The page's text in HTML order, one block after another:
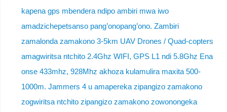
kapena gps mbendera ndipo ambiri mwa iwo
amadzichepetsanso pang’onopang’ono. Zambiri
zamalonda zamakono 3-5km UAV Drones / Quad-copters
amagwiritsa ntchito 2.4Ghz WIFI, GPS L1 ndi 5.8Ghz Ena
onse 433mhz, 928Mhz akhoza kulamulira maxita 500-
1000m. Jammers 4 u amapereka zipangizo zamakono
zogwiritsa ntchito zipangizo zamakono zowonongeka